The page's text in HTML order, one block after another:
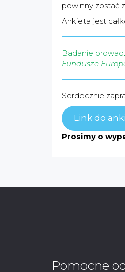
powinny zostać
Ankieta jest
Badanie
Fundusze
Serdecznie
Link do
Prosimy o
Pomocne